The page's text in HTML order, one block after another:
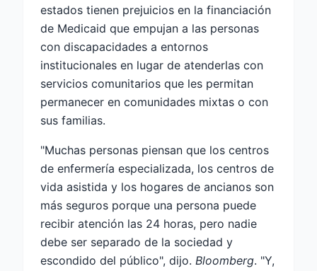
estados tienen prejuicios en la financiación
de Medicaid que empujan a las personas
con discapacidades a entornos
institucionales en lugar de atenderlas con
servicios comunitarios que les permitan
permanecer en comunidades mixtas o con
sus familias.
"Muchas personas piensan que los centros
de enfermería especializada, los centros de
vida asistida y los hogares de ancianos son
más seguros porque una persona puede
recibir atención las 24 horas, pero nadie
debe ser separado de la sociedad y
escondido del público", dijo. Bloomberg. "Y,